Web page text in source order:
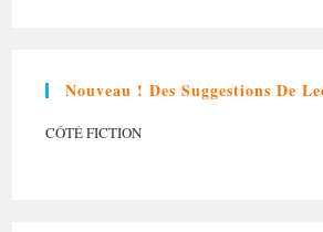
Nouveau ! Des Suggestions De
CÔTÉ FICTION